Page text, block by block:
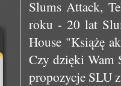
Slums Attack,
roku - 20 lat
House "Książę
Czy dzięki Wam
propozycje SLU